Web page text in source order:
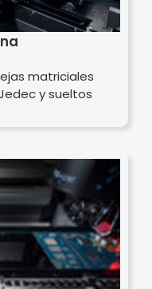
matriciales
y sueltos